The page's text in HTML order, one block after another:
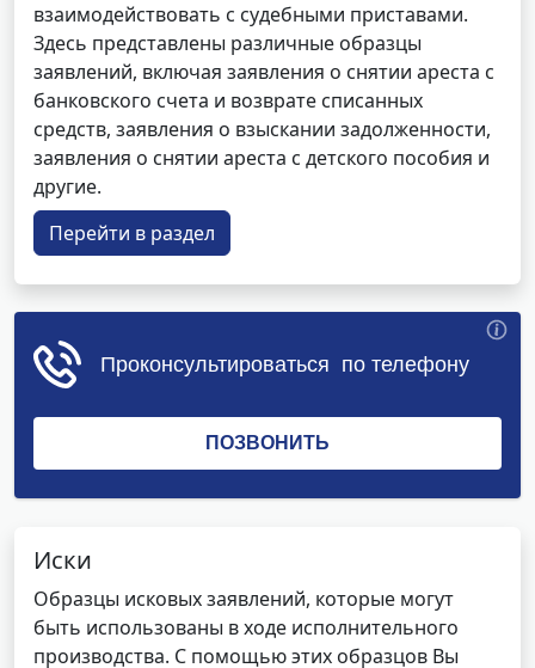
взаимодействовать с судебными приставами.
Здесь представлены различные образцы
заявлений, включая заявления о снятии ареста с
банковского счета и возврате списанных
средств, заявления о взыскании задолженности,
заявления о снятии ареста с детского пособия и
другие.
Перейти в раздел
Иски
Образцы исковых заявлений, которые могут
быть использованы в ходе исполнительного
производства. С помощью этих образцов Вы